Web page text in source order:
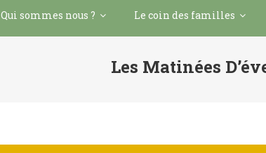
Qui sommes nous ? Le coin des familles
Les Matinées